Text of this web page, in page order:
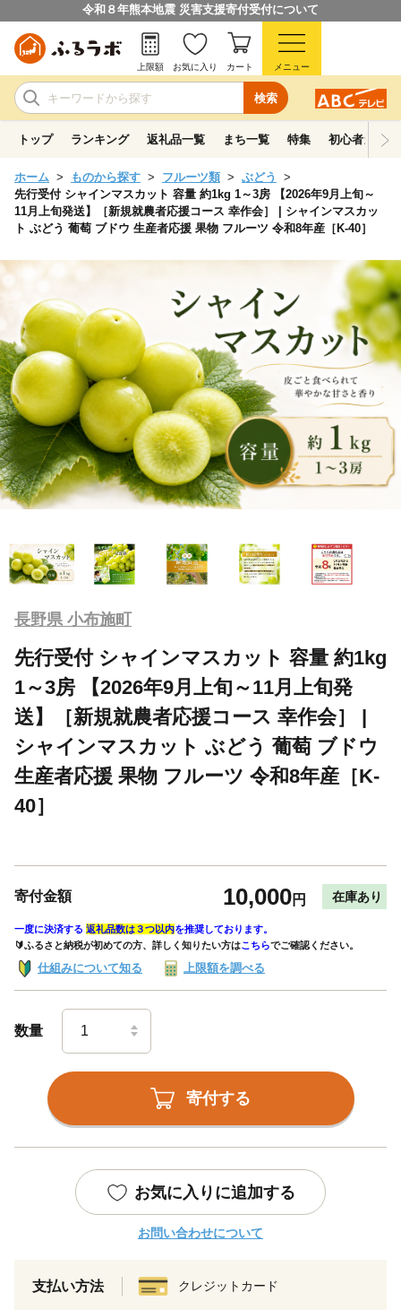
令和８年熊本地震 災害支援寄付受付について
検索
上限額 お気に入り カート メニュー
トップ ランキング 返礼品一覧 まち一覧 特集 初心者ガイド
ホーム ものから探す フルーツ類
ぶどう
先行受付 シャインマスカット 容量 約1kg 1～3房 【2026年9月上旬～
11月上旬発送】［新規就農者応援コース 幸作会］ | シャインマスカッ
ト ぶどう 葡萄 ブドウ 生産者応援 果物 フルーツ 令和8年産［K-40］
長野県 小布施町
先行受付 シャインマスカット 容量 約1kg
1～3房 【2026年9月上旬～11月上旬発
送】［新規就農者応援コース 幸作会］ |
シャインマスカット ぶどう 葡萄 ブドウ
生産者応援 果物 フルーツ 令和8年産［K-
40］
寄付金額 10,000円 在庫あり
一度に決済する 返礼品数は３つ以内を推奨しております。
🔰ふるさと納税が初めての方、詳しく知りたい方はこちらでご確認ください。
仕組みについて知る 上限額を調べる
数量
寄付する
お気に入りに追加する
お問い合わせについて
支払い方法 クレジットカード